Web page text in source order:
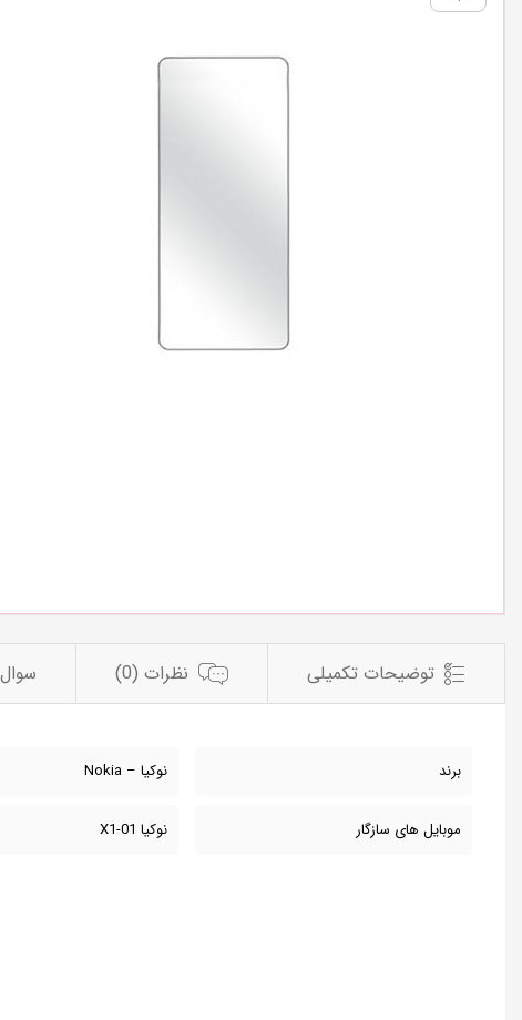
توضیحات تکمیلی نظرات (0)
برند نوکیا – Nokia
موبایل های سازگار نوکیا X1-01